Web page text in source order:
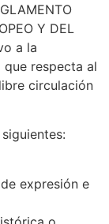
Y DEL
a la
respecta al
circulación
expresión e